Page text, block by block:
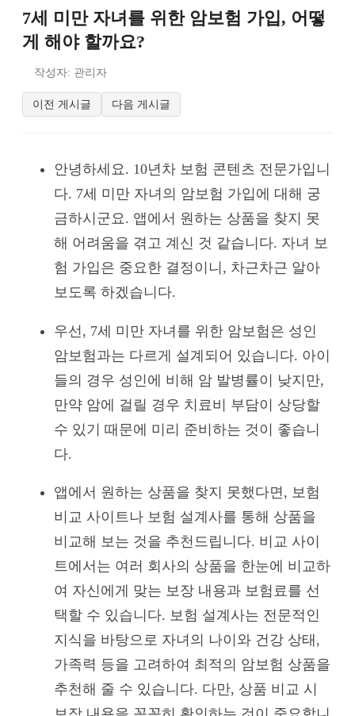
7세 미만 자녀를 위한 암보험 가입, 어떻
게 해야 할까요?
작성자: 관리자
이전 게시글 다음 게시글
안녕하세요. 10년차 보험 콘텐츠 전문가입니
다. 7세 미만 자녀의 암보험 가입에 대해 궁
금하시군요. 앱에서 원하는 상품을 찾지 못
해 어려움을 겪고 계신 것 같습니다. 자녀 보
험 가입은 중요한 결정이니, 차근차근 알아
보도록 하겠습니다.
우선, 7세 미만 자녀를 위한 암보험은 성인
암보험과는 다르게 설계되어 있습니다. 아이
들의 경우 성인에 비해 암 발병률이 낮지만,
만약 암에 걸릴 경우 치료비 부담이 상당할
수 있기 때문에 미리 준비하는 것이 좋습니
다.
앱에서 원하는 상품을 찾지 못했다면, 보험
비교 사이트나 보험 설계사를 통해 상품을
비교해 보는 것을 추천드립니다. 비교 사이
트에서는 여러 회사의 상품을 한눈에 비교하
여 자신에게 맞는 보장 내용과 보험료를 선
택할 수 있습니다. 보험 설계사는 전문적인
지식을 바탕으로 자녀의 나이와 건강 상태,
가족력 등을 고려하여 최적의 암보험 상품을
추천해 줄 수 있습니다. 다만, 상품 비교 시